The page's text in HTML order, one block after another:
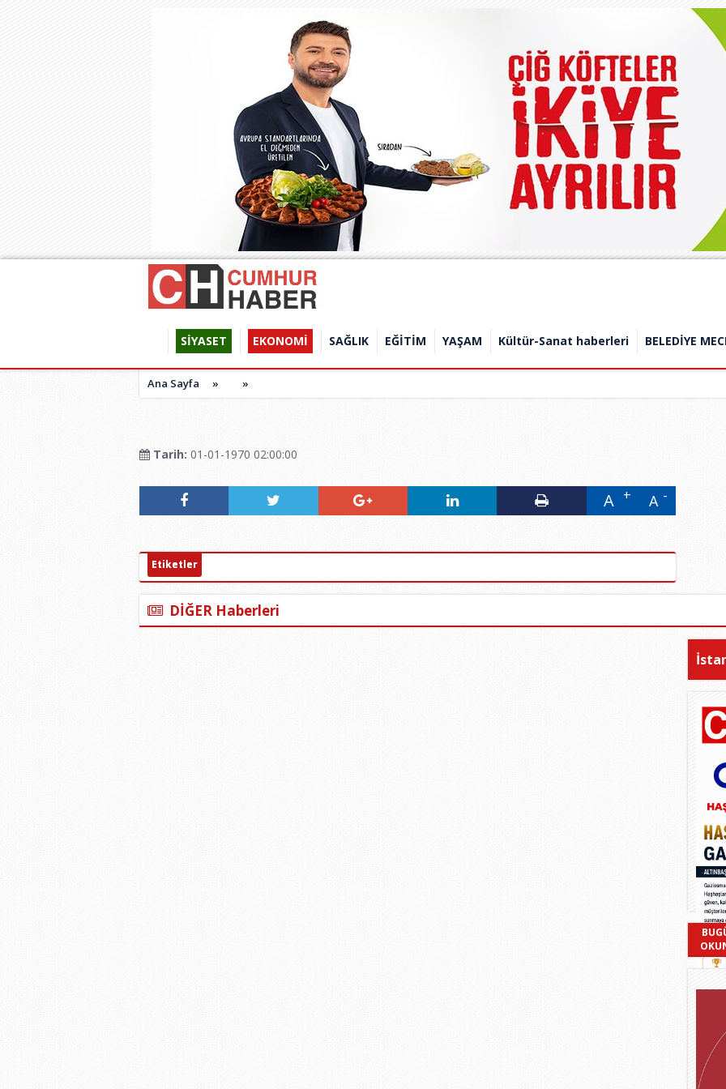
SİYASET EKONOMİ SAĞLIK EĞİTİM YAŞAM Kültür-Sanat haberleri BELEDİYE
Ana Sayfa » »
Tarih: 01-01-1970 02:00:00
A A
Etiketler
DİĞER Haberleri